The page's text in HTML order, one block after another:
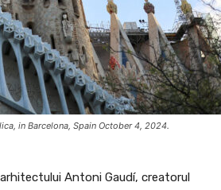
in Barcelona, Spain October 4, 2024.
Antoni Gaudí, creatorul